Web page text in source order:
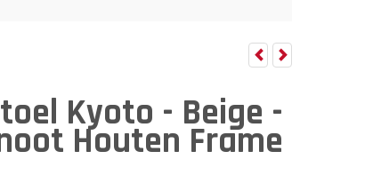
Kyoto - Beige -
Houten Frame